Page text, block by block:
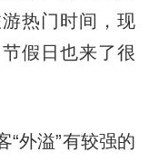
热门时间，现
假日也来了很
外溢”有较强的